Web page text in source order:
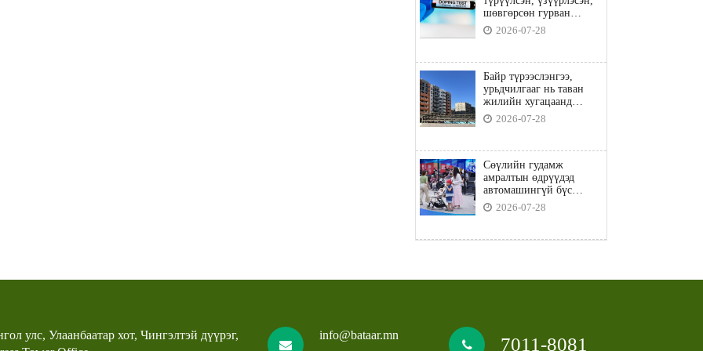
шөвгөрсөн гурван
бөхөөс допинг илэрчээ
2026-07-28
Байр түрээслэнгээ,
урьдчилгааг нь таван
жилийн хугацаанд
төлбөл орон сууцны
зээлд хамрагдана
2026-07-28
Сөүлийн гудамж
амралтын өдрүүдэд
автомашингүй бүс
боллоо
2026-07-28
улс, Улаанбаатар хот, Чингэлтэй дүүрэг,
info@bataar.mn 7011-8081